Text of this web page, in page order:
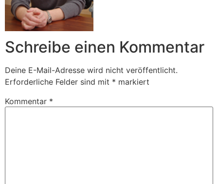
Schreibe einen Kommentar
Deine E-Mail-Adresse wird nicht veröffentlicht.
Erforderliche Felder sind mit * markiert
Kommentar *